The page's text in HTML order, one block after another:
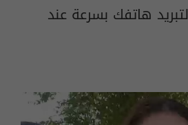
هاتفك بسرعة عند